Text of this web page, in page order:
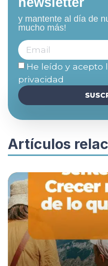
y mantente al día de
mucho más!
He leído y acepto
privacidad
Artículos